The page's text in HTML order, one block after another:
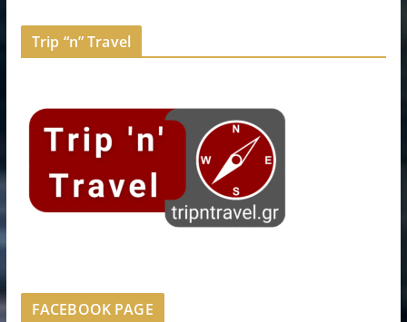
Trip “n” Travel
FACEBOOK PAGE